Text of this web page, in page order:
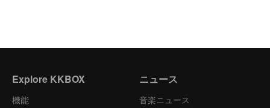
Explore KKBOX
機能
ニュース
音楽ニュース